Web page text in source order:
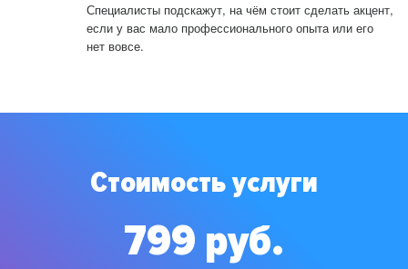
Специалисты подскажут, на чём стоит сделать акцент,
если у вас мало профессионального опыта или его
нет вовсе.
Стоимость услуги
799 руб.